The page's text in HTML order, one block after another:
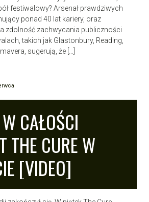
festiwalowy? Arsenał prawdziwych
ponad 40 lat kariery, oraz
zdolność zachwycania publiczności
takich jak Glastonbury, Reading,
sugerują, że […]
CAŁOŚCI
THE CURE W
[VIDEO]